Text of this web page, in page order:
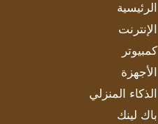
الرئيسية
الإنترنت
كمبيوتر
الأجهزة
الذكاء المنزلي
باك لينك